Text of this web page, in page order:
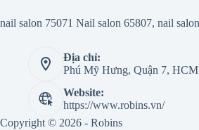
nail salon 75071 Nail salon 65807, nail
Địa chỉ:
Phú Mỹ Hưng, Quận 7, HCM
Website:
https://www.robins.vn/
Copyright © 2026 - Robins